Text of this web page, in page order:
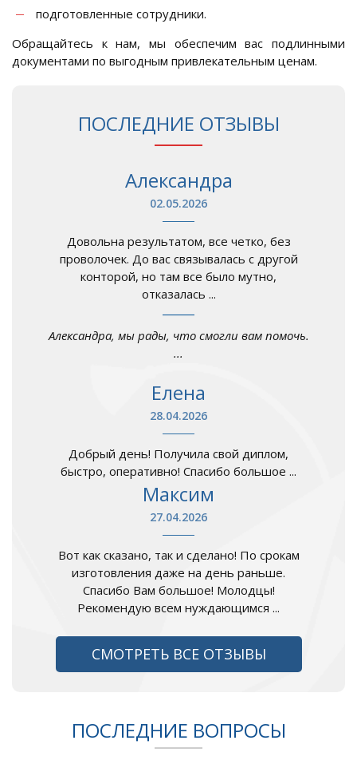
подготовленные сотрудники.
Обращайтесь к нам, мы обеспечим вас подлинными
документами по выгодным привлекательным ценам.
ПОСЛЕДНИЕ ОТЗЫВЫ
Александра
02.05.2026
Довольна результатом, все четко, без
проволочек. До вас связывалась с другой
конторой, но там все было мутно,
отказалась ...
Александра, мы рады, что смогли вам помочь.
...
Елена
28.04.2026
Добрый день! Получила свой диплом,
быстро, оперативно! Спасибо большое ...
Максим
27.04.2026
Вот как сказано, так и сделано! По срокам
изготовления даже на день раньше.
Спасибо Вам большое! Молодцы!
Рекомендую всем нуждающимся ...
СМОТРЕТЬ ВСЕ ОТЗЫВЫ
ПОСЛЕДНИЕ ВОПРОСЫ